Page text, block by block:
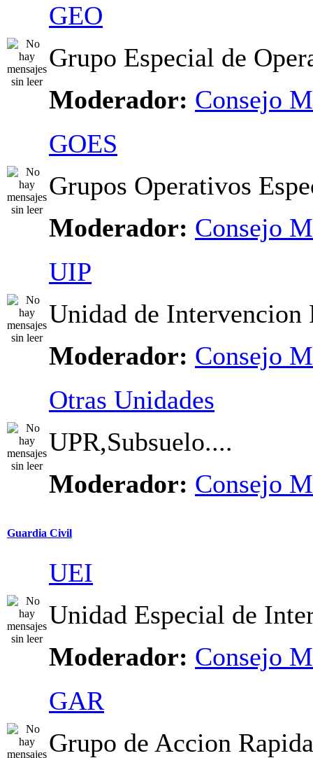
GEO
Grupo Especial de
Moderador: Consejo
GOES
Grupos Operativos
Moderador: Consejo
UIP
Unidad de Intervencion
Moderador: Consejo
Otras Unidades
UPR,Subsuelo....
Moderador: Consejo
Guardia Civil
UEI
Unidad Especial de
Moderador: Consejo
GAR
Grupo de Accion Rapida